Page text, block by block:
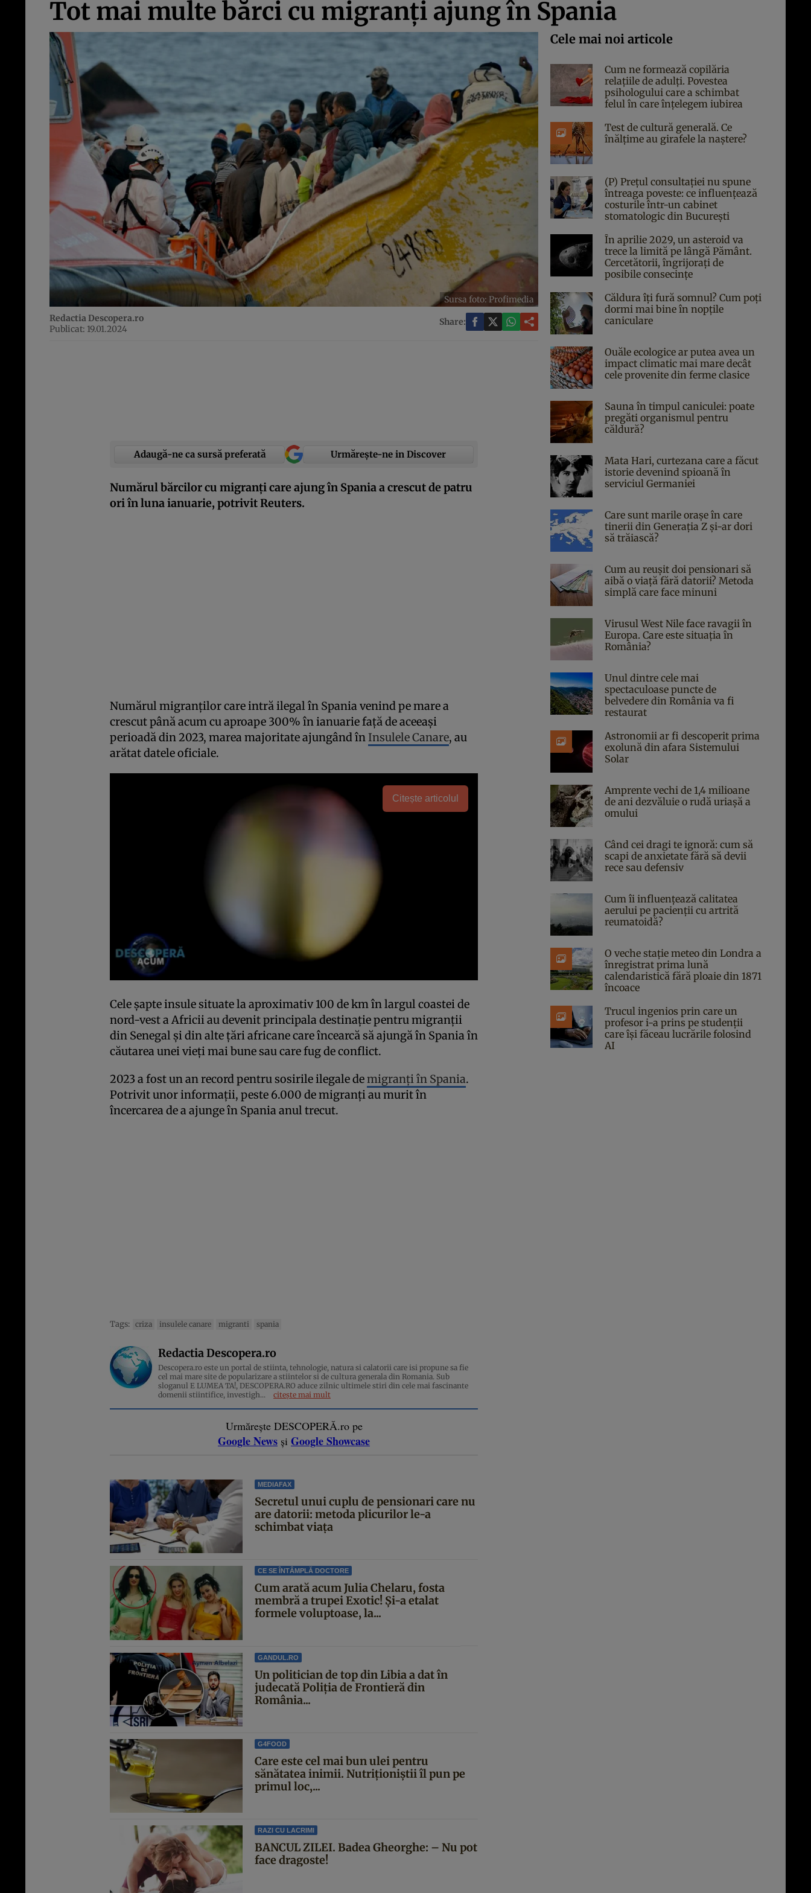
Tot mai multe bărci cu migranți ajung în Spania
Sursa foto: Profimedia
Redactia Descopera.ro
Publicat: 19.01.2024
Share:
Adaugă-ne ca sursă preferată Urmărește-ne in Discover
Numărul bărcilor cu migranți care ajung în Spania a crescut de patru
ori în luna ianuarie, potrivit Reuters.
Numărul migranților care intră ilegal în Spania venind pe mare a
crescut până acum cu aproape 300% în ianuarie față de aceeași
perioadă din 2023, marea majoritate ajungând înInsulele Canare, au
arătat datele oficiale.
Citește articolul
Cele șapte insule situate la aproximativ 100 de km în largul coastei de
nord-vest a Africii au devenit principala destinație pentru migranții
din Senegal și din alte țări africane care încearcă să ajungă în Spania în
căutarea unei vieți mai bune sau care fug de conflict.
2023 a fost un an record pentru sosirile ilegale demigranți în Spania.
Potrivit unor informații, peste 6.000 de migranți au murit în
încercarea de a ajunge în Spania anul trecut.
Tags: criza insulele canare migranti spania
Redactia Descopera.ro
Descopera.ro este un portal de stiinta, tehnologie, natura si calatorii care isi propune sa fie
cel mai mare site de popularizare a stiintelor si de cultura generala din Romania. Sub
sloganul E LUMEA TA!, DESCOPERA.RO aduce zilnic ultimele stiri din cele mai fascinante
domenii stiintifice, investigh...
citește mai mult
Urmărește DESCOPERĂ.ro pe
Google News și Google Showcase
MEDIAFAX
Secretul unui cuplu de pensionari care nu
are datorii: metoda plicurilor le-a
schimbat viața
CE SE ÎNTÂMPLĂ DOCTORE
Cum arată acum Julia Chelaru, fosta
membră a trupei Exotic! Și-a etalat
formele voluptoase, la...
GANDUL.RO
Un politician de top din Libia a dat în
judecată Poliția de Frontieră din
România...
G4FOOD
Care este cel mai bun ulei pentru
sănătatea inimii. Nutriționiștii îl pun pe
primul loc,...
RAZI CU LACRIMI
BANCUL ZILEI. Badea Gheorghe: – Nu pot
face dragoste!
Cele mai noi articole
Cum ne formează copilăria
relațiile de adulți. Povestea
psihologului care a schimbat
felul în care înțelegem iubirea
Test de cultură generală. Ce
înălțime au girafele la naștere?
(P) Prețul consultației nu spune
întreaga poveste: ce influențează
costurile într-un cabinet
stomatologic din București
În aprilie 2029, un asteroid va
trece la limită pe lângă Pământ.
Cercetătorii, îngrijorați de
posibile consecințe
Căldura îți fură somnul? Cum poți
dormi mai bine în nopțile
caniculare
Ouăle ecologice ar putea avea un
impact climatic mai mare decât
cele provenite din ferme clasice
Sauna în timpul caniculei: poate
pregăti organismul pentru
căldură?
Mata Hari, curtezana care a făcut
istorie devenind spioană în
serviciul Germaniei
Care sunt marile orașe în care
tinerii din Generația Z și-ar dori
să trăiască?
Cum au reușit doi pensionari să
aibă o viață fără datorii? Metoda
simplă care face minuni
Virusul West Nile face ravagii în
Europa. Care este situația în
România?
Unul dintre cele mai
spectaculoase puncte de
belvedere din România va fi
restaurat
Astronomii ar fi descoperit prima
exolună din afara Sistemului
Solar
Amprente vechi de 1,4 milioane
de ani dezvăluie o rudă uriașă a
omului
Când cei dragi te ignoră: cum să
scapi de anxietate fără să devii
rece sau defensiv
Cum îi influențează calitatea
aerului pe pacienții cu artrită
reumatoidă?
O veche stație meteo din Londra a
înregistrat prima lună
calendaristică fără ploaie din 1871
încoace
Trucul ingenios prin care un
profesor i-a prins pe studenții
care își făceau lucrările folosind
AI